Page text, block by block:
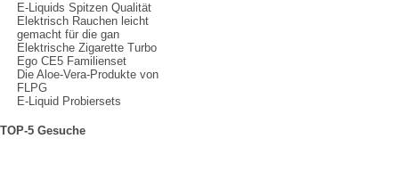
E-Liquids Spitzen Qualität
Elektrisch Rauchen leicht
gemacht für die gan
Elektrische Zigarette Turbo
Ego CE5 Familienset
Die Aloe-Vera-Produkte von
FLPG
E-Liquid Probiersets
TOP-5 Gesuche